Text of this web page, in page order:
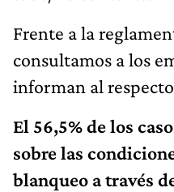
Frente a la
consultamos a los
informan al
El 56,5% de los
sobre las
blanqueo a través